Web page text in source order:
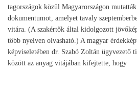
tagországok közül Magyarországon
dokumentumot, amelyet tavaly
vitára. (A szakértők által kidolgozott
több nyelven olvasható.) A magyar
képviseletében dr. Szabó Zoltán ügyvezető
között az anyag vitájában kifejtette, hogy